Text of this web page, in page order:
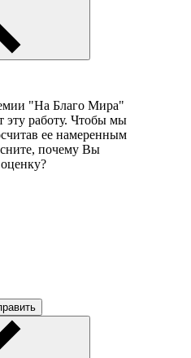
"На Благо Мира"
эту работу. Чтобы мы
ее намеренным
почему Вы